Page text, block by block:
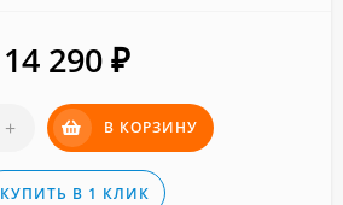
14 290 ₽
+ В КОРЗИНУ
КУПИТЬ В 1 КЛИК